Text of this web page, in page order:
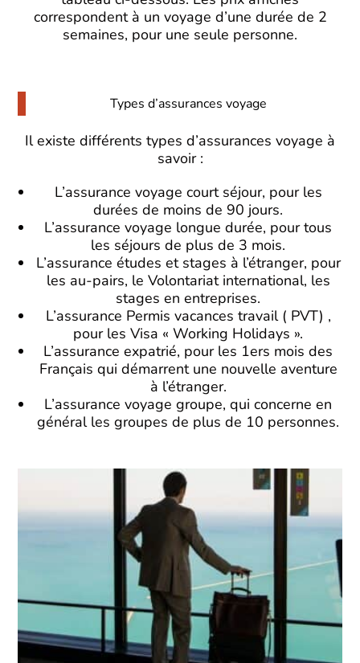
correspondent à un voyage d’une durée de 2
semaines, pour une seule personne.
Types d’assurances voyage
Il existe différents types d’assurances voyage à
savoir :
L’assurance voyage court séjour, pour les
durées de moins de 90 jours.
L’assurance voyage longue durée, pour tous
les séjours de plus de 3 mois.
L’assurance études et stages à l’étranger, pour
les au-pairs, le Volontariat international, les
stages en entreprises.
L’assurance Permis vacances travail ( PVT) ,
pour les Visa « Working Holidays ».
L’assurance expatrié, pour les 1ers mois des
Français qui démarrent une nouvelle aventure
à l’étranger.
L’assurance voyage groupe, qui concerne en
général les groupes de plus de 10 personnes.